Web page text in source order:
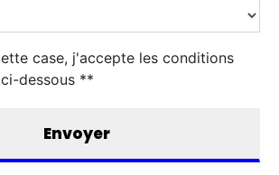
case, j'accepte les conditions
dessous **
Envoyer